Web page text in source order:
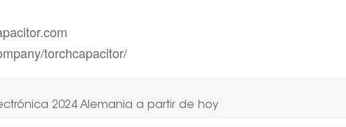
torchcapacitor/
2024 Alemania a partir de hoy